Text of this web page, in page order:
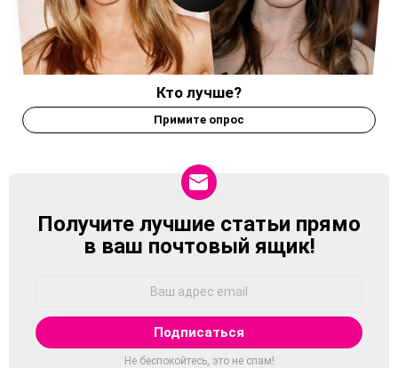
Кто лучше?
Примите опрос
NEWSLETTER
Получите лучшие статьи прямо
в ваш почтовый ящик!
Не беспокойтесь, это не спам!